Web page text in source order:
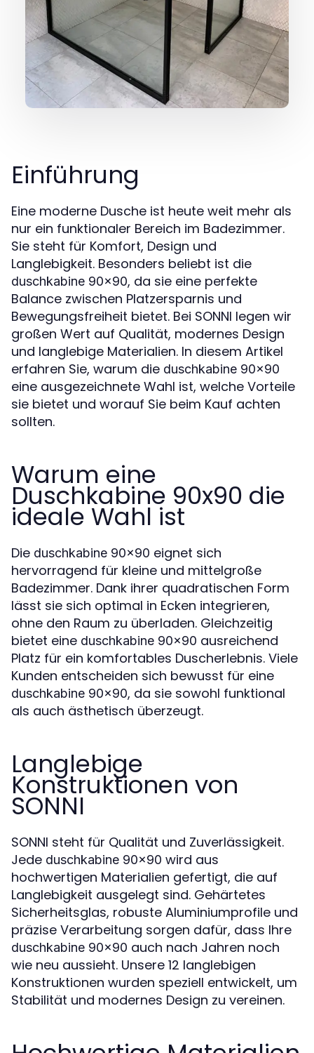
Einführung
Eine moderne Dusche ist heute weit mehr als
nur ein funktionaler Bereich im Badezimmer.
Sie steht für Komfort, Design und
Langlebigkeit. Besonders beliebt ist die
duschkabine 90x90, da sie eine perfekte
Balance zwischen Platzersparnis und
Bewegungsfreiheit bietet. Bei SONNI legen wir
großen Wert auf Qualität, modernes Design
und langlebige Materialien. In diesem Artikel
erfahren Sie, warum die duschkabine 90x90
eine ausgezeichnete Wahl ist, welche Vorteile
sie bietet und worauf Sie beim Kauf achten
sollten.
Warum eine
Duschkabine 90x90 die
ideale Wahl ist
Die duschkabine 90x90 eignet sich
hervorragend für kleine und mittelgroße
Badezimmer. Dank ihrer quadratischen Form
lässt sie sich optimal in Ecken integrieren,
ohne den Raum zu überladen. Gleichzeitig
bietet eine duschkabine 90x90 ausreichend
Platz für ein komfortables Duscherlebnis. Viele
Kunden entscheiden sich bewusst für eine
duschkabine 90x90, da sie sowohl funktional
als auch ästhetisch überzeugt.
Langlebige
Konstruktionen von
SONNI
SONNI steht für Qualität und Zuverlässigkeit.
Jede duschkabine 90x90 wird aus
hochwertigen Materialien gefertigt, die auf
Langlebigkeit ausgelegt sind. Gehärtetes
Sicherheitsglas, robuste Aluminiumprofile und
präzise Verarbeitung sorgen dafür, dass Ihre
duschkabine 90x90 auch nach Jahren noch
wie neu aussieht. Unsere 12 langlebigen
Konstruktionen wurden speziell entwickelt, um
Stabilität und modernes Design zu vereinen.